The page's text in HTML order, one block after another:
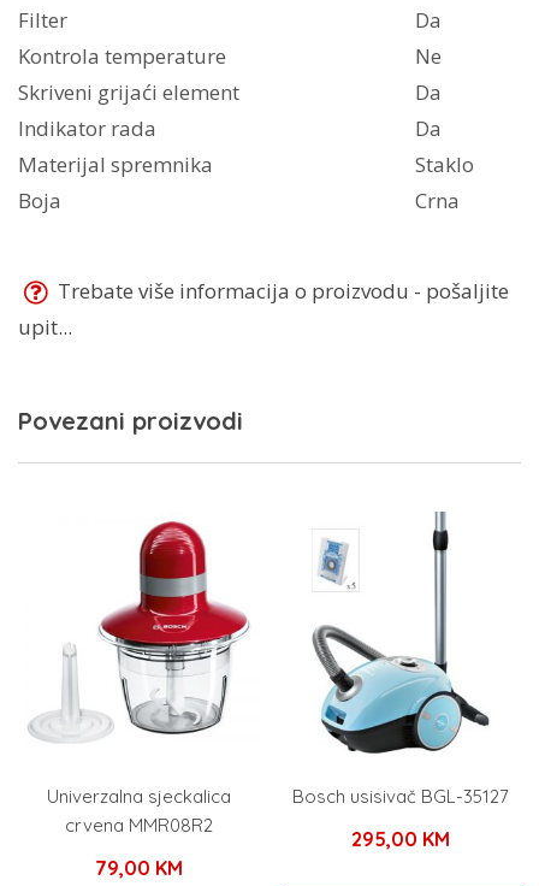
Filter
Da
Kontrola temperature
Ne
Skriveni grijaći element
Da
Indikator rada
Da
Materijal spremnika
Staklo
Boja
Crna
Trebate više informacija o proizvodu - pošaljite
upit...
Povezani proizvodi
Univerzalna sjeckalica
crvena MMR08R2
79,00 KM
Bosch usisivač BGL-35127
295,00 KM